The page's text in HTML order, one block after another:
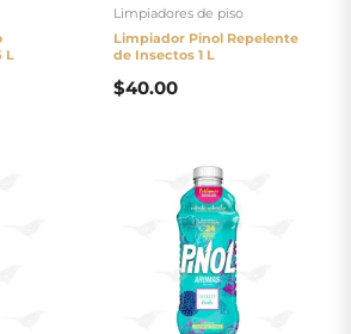
L
Limpiadores de piso
Limpiador Pinol Repelente
de Insectos 1 L
$40.00